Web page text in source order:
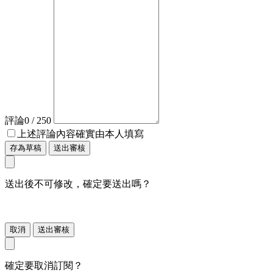
評論0 / 250
上述評論內容確實由本人填寫
存為草稿 送出審核
送出後不可修改，確定要送出嗎？
取消 送出審核
確定要取消訂閱？